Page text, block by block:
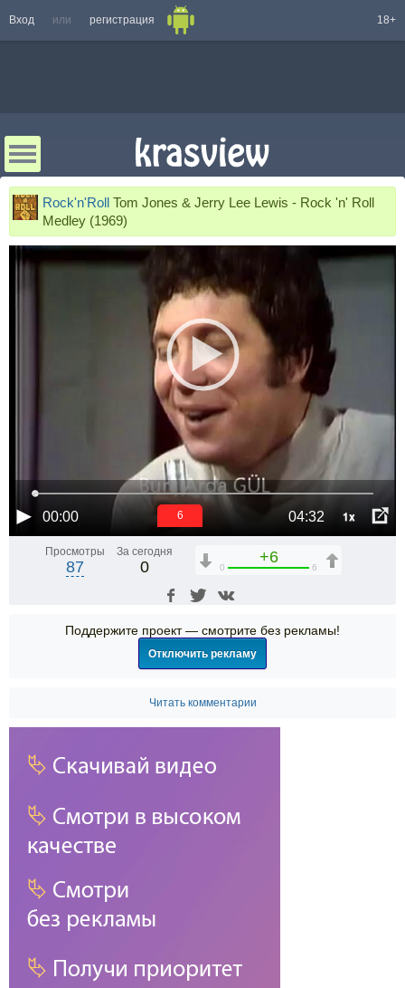
Вход или регистрация 18+
Rock'n'Roll Tom Jones & Jerry Lee Lewis - Rock 'n' Roll
Medley (1969)
00:00 04:32 1x
6
Просмотры
87
За сегодня
0
+6
0 6
Поддержите проект — смотрите без рекламы!
Отключить рекламу
Читать комментарии